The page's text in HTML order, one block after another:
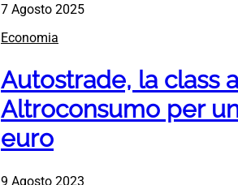
7 Agosto 2025
Economia
Autostrade, la class
Altroconsumo per
euro
9 Agosto 2023